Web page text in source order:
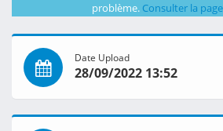
problème. Consulter la
Date Upload
28/09/2022 13:52